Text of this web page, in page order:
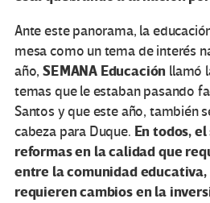
Ante este panorama, la
mesa como un tema de interés
año,SEMANA Educación llamó
temas que le estaban pasando
Santos y que este año, también
cabeza para Duque. En todos,
reformas en la calidad que
entre la comunidad
requieren cambios en la